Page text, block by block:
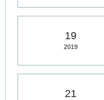
19
2019
21